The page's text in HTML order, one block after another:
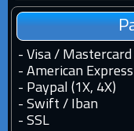
- Visa / Mastercard
- American Express
- Paypal (1X, 4X)
- Swift / Iban
- SSL